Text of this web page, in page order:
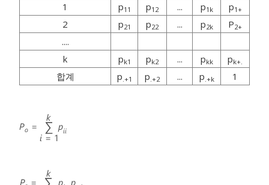
1
p11 p12 ... p1k p1+
2 p21 p22 ... p2k P2+
....
k
pk1 pk2 ... pkk pk+.
합계 p .+1 p .+2 ... p .+k 1